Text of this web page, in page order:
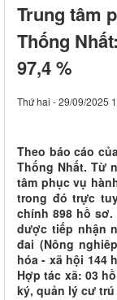
Trung tâm
Thống
97,4 %
Thứ hai - 29/09/2025
Theo báo cáo
Thống Nhất. Từ
tâm phục vụ
trong đó trực
chính 898 hồ
dược tiếp nhận
đai (Nông
hóa - xã hội 144
Hợp tác xã: 03
ký, quản lý cư trú